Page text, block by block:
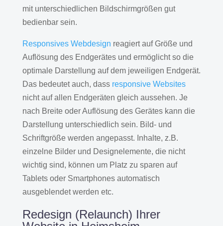
mit unterschiedlichen Bildschirmgrößen gut
bedienbar sein.
Responsives Webdesign reagiert auf Größe und
Auflösung des Endgerätes und ermöglicht so die
optimale Darstellung auf dem jeweiligen Endgerät.
Das bedeutet auch, dass responsive Websites
nicht auf allen Endgeräten gleich aussehen. Je
nach Breite oder Auflösung des Gerätes kann die
Darstellung unterschiedlich sein. Bild- und
Schriftgröße werden angepasst. Inhalte, z.B.
einzelne Bilder und Designelemente, die nicht
wichtig sind, können um Platz zu sparen auf
Tablets oder Smartphones automatisch
ausgeblendet werden etc.
Redesign (Relaunch) Ihrer